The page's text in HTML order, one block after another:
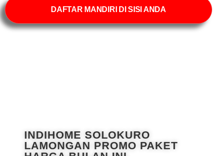
DAFTAR MANDIRI DI SISI ANDA
INDIHOME SOLOKURO
LAMONGAN PROMO PAKET